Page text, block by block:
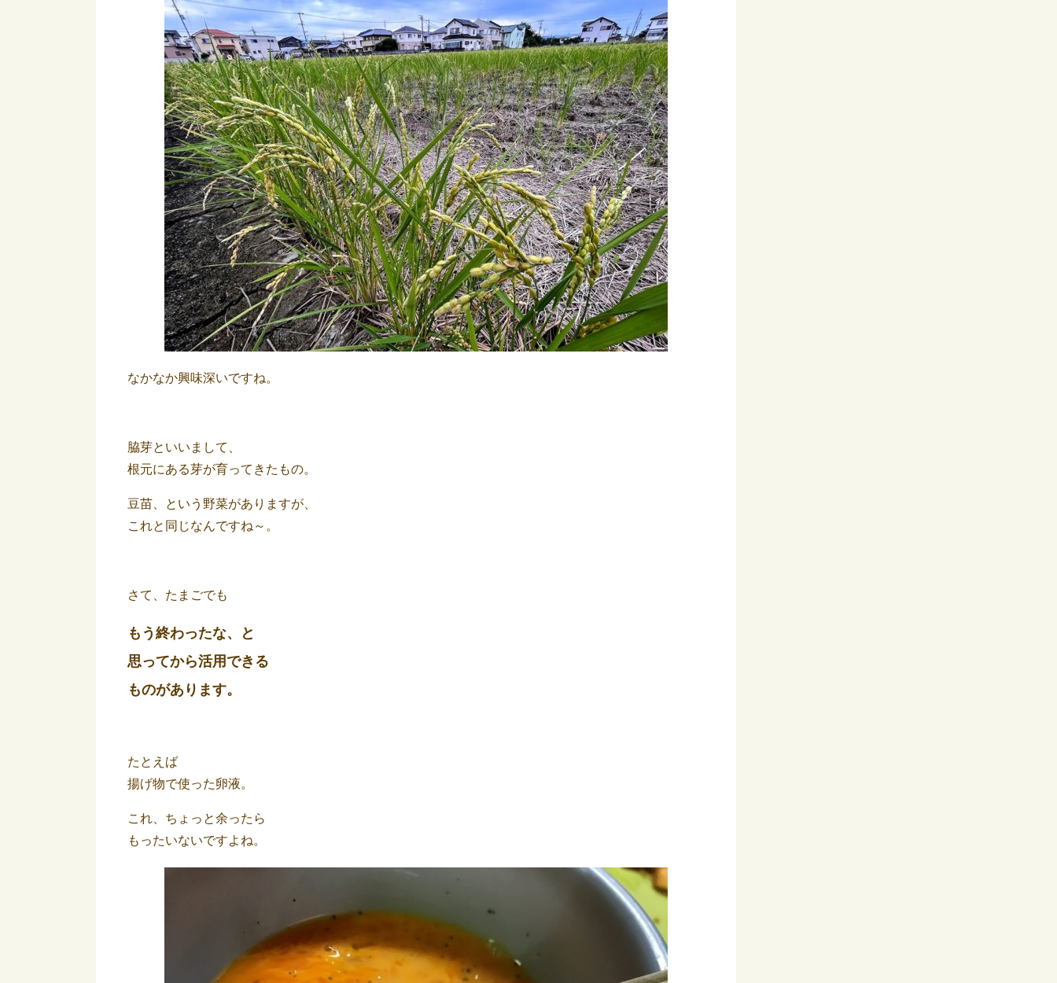
なかなか興味深いですね。
脇芽といいまして、
根元にある芽が育ってきたもの。
豆苗、という野菜がありますが、
これと同じなんですね～。
さて、たまごでも
もう終わったな、と
思ってから活用できる
ものがあります。
たとえば
揚げ物で使った卵液。
これ、ちょっと余ったら
もったいないですよね。